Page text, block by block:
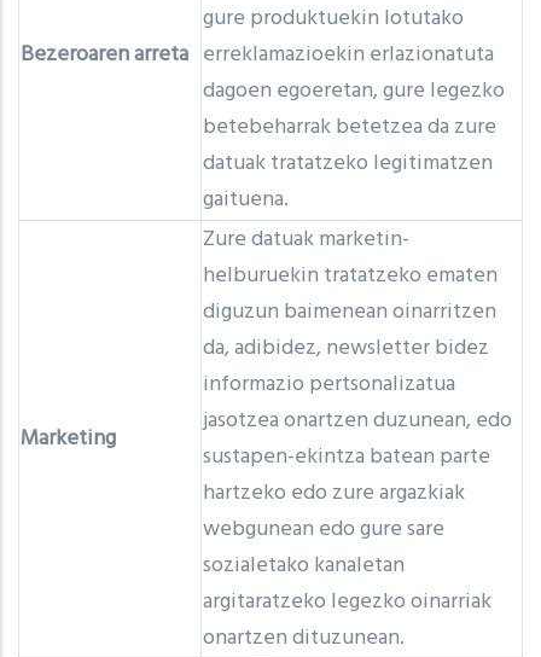
Bezeroaren arreta
gure produktuekin lotutako
erreklamazioekin erlazionatuta
dagoen egoeretan, gure legezko
betebeharrak betetzea da zure
datuak tratatzeko legitimatzen
gaituena.
Marketing
Zure datuak marketin-
helburuekin tratatzeko ematen
diguzun baimenean oinarritzen
da, adibidez, newsletter bidez
informazio pertsonalizatua
jasotzea onartzen duzunean, edo
sustapen-ekintza batean parte
hartzeko edo zure argazkiak
webgunean edo gure sare
sozialetako kanaletan
argitaratzeko legezko oinarriak
onartzen dituzunean.